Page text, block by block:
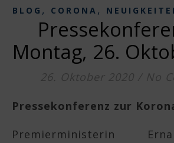
BLOG , CORONA ,
Montag, 26.
26. Oktober 2020 / No
Pressekonferenz zur
Premierministerin